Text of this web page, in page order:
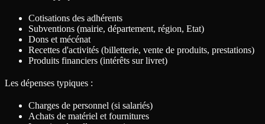
Cotisations des adhérents
Subventions (mairie, département, région, Etat)
Dons et mécénat
Recettes d'activités (billetterie, vente de produits, prestations)
Produits financiers (intérêts sur livret)
Les dépenses typiques :
Charges de personnel (si salariés)
Achats de matériel et fournitures